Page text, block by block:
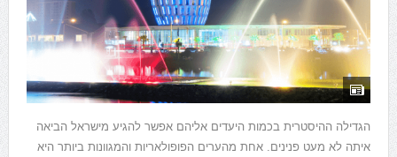
הגדילה ההיסטרית בכמות היעדים אליהם אפשר להגיע מישראל הביאה
איתה לא מעט פנינים. אחת מהערים הפופולאריות והמגוונות ביותר היא